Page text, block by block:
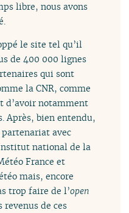
libre, nous avons
le site tel qu’il
de 400 000 lignes
qui sont
la CNR, comme
d’avoir notamment
Après, bien entendu,
partenariat avec
national de la
France et
mais, encore
trop faire de l’open
revenus de ces